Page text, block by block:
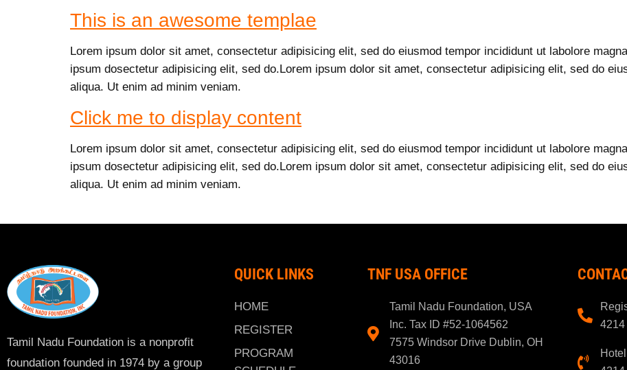
This is an awesome templae
Lorem ipsum dolor sit amet, consectetur adipisicing elit, sed do eiusmod tempor incididunt ut labolore
ipsum dosectetur adipisicing elit, sed do.Lorem ipsum dolor sit amet, consectetur adipisicing elit, sed do
aliqua. Ut enim ad minim veniam.
Click me to display content
Lorem ipsum dolor sit amet, consectetur adipisicing elit, sed do eiusmod tempor incididunt ut labolore
ipsum dosectetur adipisicing elit, sed do.Lorem ipsum dolor sit amet, consectetur adipisicing elit, sed do
aliqua. Ut enim ad minim veniam.
Tamil Nadu Foundation is a nonprofit
foundation founded in 1974 by a group
QUICK LINKS
HOME
REGISTER
PROGRAM
TNF USA OFFICE
Tamil Nadu Foundation, USA
Inc. Tax ID #52-1064562
7575 Windsor Drive Dublin, OH
43016
4214